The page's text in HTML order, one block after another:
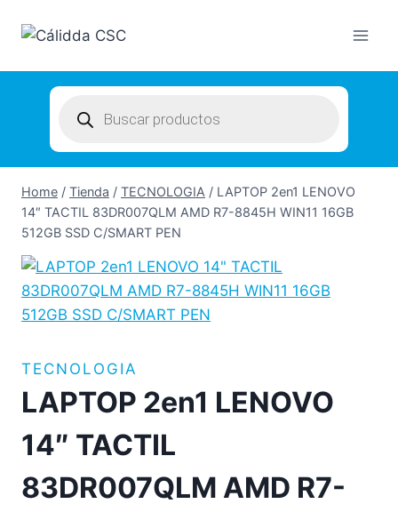
search
Home / Tienda / TECNOLOGIA / LAPTOP 2en1 LENOVO
14″ TACTIL 83DR007QLM AMD R7-8845H WIN11 16GB
512GB SSD C/SMART PEN
TECNOLOGIA
LAPTOP 2en1 LENOVO
14″ TACTIL
83DR007QLM AMD R7-